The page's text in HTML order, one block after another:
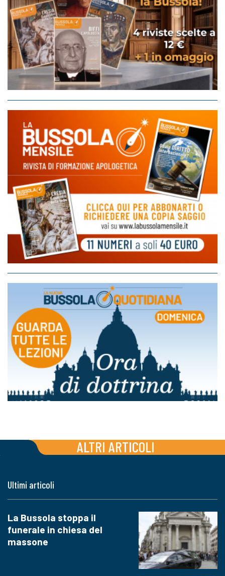
ALTRI ARTICOLI
Ultimi articoli
La Bussola stoppa il
funerale in chiesa del
massone